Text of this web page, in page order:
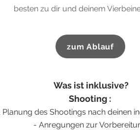
besten zu dir und deinem
zum Ablauf
Was ist inklusive?
Shooting :
des Shootings nach deinen
- Anregungen zur